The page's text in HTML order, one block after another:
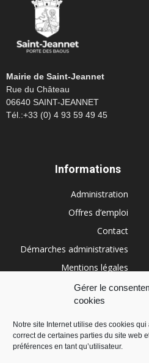
Gérer le
cookies
Notre site Internet utilise des cookies
correct de certaines parties du site web
préférences en tant qu’utilisateur.
Mairie de Saint-Jeannet
Rue du Château
06640 SAINT-JEANNET
Tél.:+33 (0) 4 93 59 49 45
Informations
Administration
Offres d’emploi
Contact
Démarches administratives
Mentions légales
Conditions générales
Politique de cookies (UE)
RÉGION SUD